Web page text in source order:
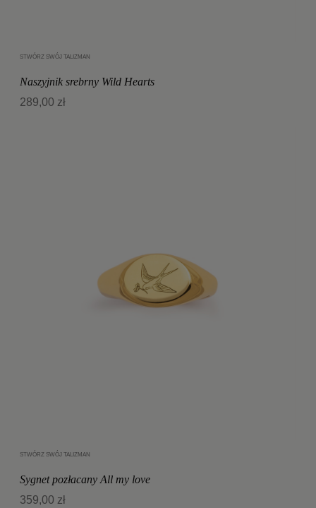
STWÓRZ SWÓJ TALIZMAN
Naszyjnik srebrny Wild Hearts
289,00 zł
STWÓRZ SWÓJ TALIZMAN
Sygnet pozłacany All my love
359,00 zł